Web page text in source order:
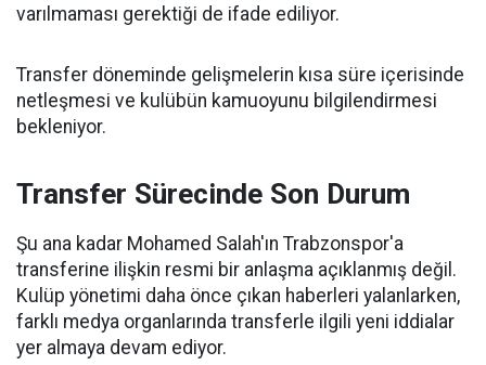
varılmaması gerektiği de ifade ediliyor.
Transfer döneminde gelişmelerin kısa süre içerisinde
netleşmesi ve kulübün kamuoyunu bilgilendirmesi
bekleniyor.
Transfer Sürecinde Son Durum
Şu ana kadar Mohamed Salah'ın Trabzonspor'a
transferine ilişkin resmi bir anlaşma açıklanmış değil.
Kulüp yönetimi daha önce çıkan haberleri yalanlarken,
farklı medya organlarında transferle ilgili yeni iddialar
yer almaya devam ediyor.